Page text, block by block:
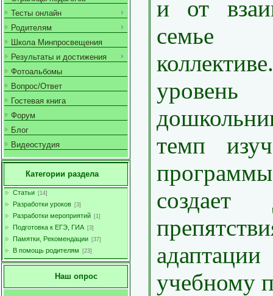
Тесты онлайн
Родителям
Школа Минпросвещения
Результаты и достижения
Фотоальбомы
Вопрос/Ответ
Гостевая книга
Форум
Блог
Видеостудия
Категории раздела
Статьи [14]
Разработки уроков [3]
Разработки мероприятий [1]
Подготовка к ЕГЭ, ГИА [3]
Памятки, Рекомендации [37]
В помощь родителям [23]
Наш опрос
и от
семье
темп
создает
учебному